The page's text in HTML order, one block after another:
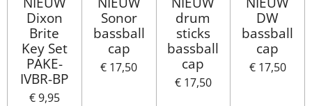
Dixon
Brite
Key Set
PAKE-
IVBR-BP
€ 9,95
Sonor
bassball
cap
€ 17,50
drum
sticks
bassball
cap
€ 17,50
DW
bassball
cap
€ 17,50